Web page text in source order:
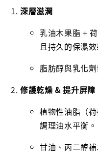
深層滋潤
乳油木果脂 +
且持久的保濕效
脂肪醇與乳化
修護乾燥 & 提升屏障
植物性油脂（
調理油水平衡。
甘油、丙二醇